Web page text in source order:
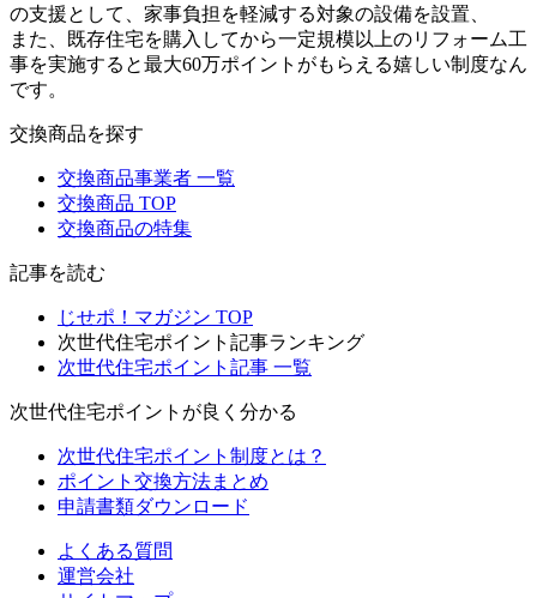
の支援として、家事負担を軽減する対象の設備を設置、
また、既存住宅を購入してから一定規模以上のリフォーム工
事を実施すると最大60万ポイントがもらえる嬉しい制度なん
です。
交換商品を探す
交換商品事業者 一覧
交換商品 TOP
交換商品の特集
記事を読む
じせポ！マガジン TOP
次世代住宅ポイント記事ランキング
次世代住宅ポイント記事 一覧
次世代住宅ポイントが良く分かる
次世代住宅ポイント制度とは？
ポイント交換方法まとめ
申請書類ダウンロード
よくある質問
運営会社